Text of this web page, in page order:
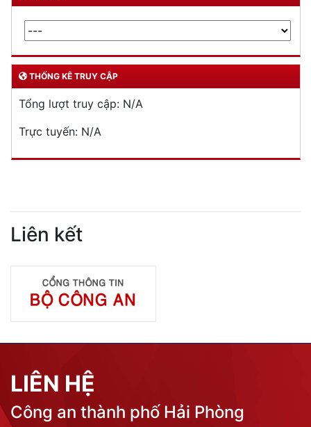
THỐNG KÊ TRUY CẬP
Tổng lượt truy cập: N/A
Trực tuyến: N/A
Liên kết
LIÊN HỆ
Công an thành phố Hải Phòng